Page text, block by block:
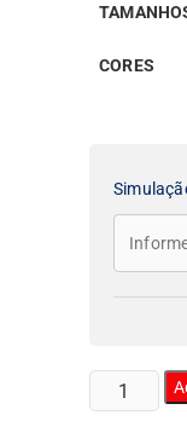
CORES
Camiseta
Feminina